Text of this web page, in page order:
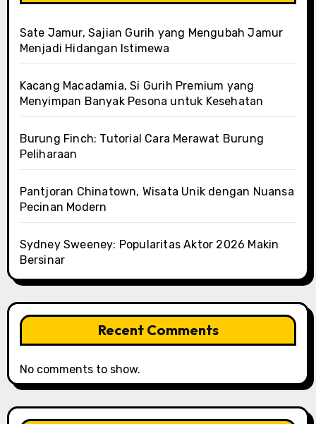
Sate Jamur, Sajian Gurih yang Mengubah Jamur
Menjadi Hidangan Istimewa
Kacang Macadamia, Si Gurih Premium yang
Menyimpan Banyak Pesona untuk Kesehatan
Burung Finch: Tutorial Cara Merawat Burung
Peliharaan
Pantjoran Chinatown, Wisata Unik dengan Nuansa
Pecinan Modern
Sydney Sweeney: Popularitas Aktor 2026 Makin
Bersinar
Recent Comments
No comments to show.